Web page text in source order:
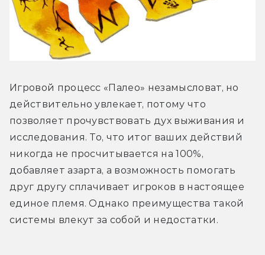
Игровой процесс «Палео» незамысловат, но
действительно увлекает, потому что
позволяет прочувствовать дух выживания и
исследования. То, что итог ваших действий
никогда не просчитывается на 100%,
добавляет азарта, а возможность помогать
друг другу сплачивает игроков в настоящее
единое племя. Однако преимущества такой
системы влекут за собой и недостатки.